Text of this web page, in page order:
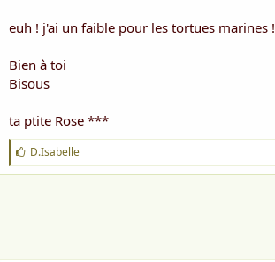
euh ! j'ai un faible pour les tortues marines !
Bien à toi
Bisous
ta ptite Rose ***
J
'
a
D.Isabelle